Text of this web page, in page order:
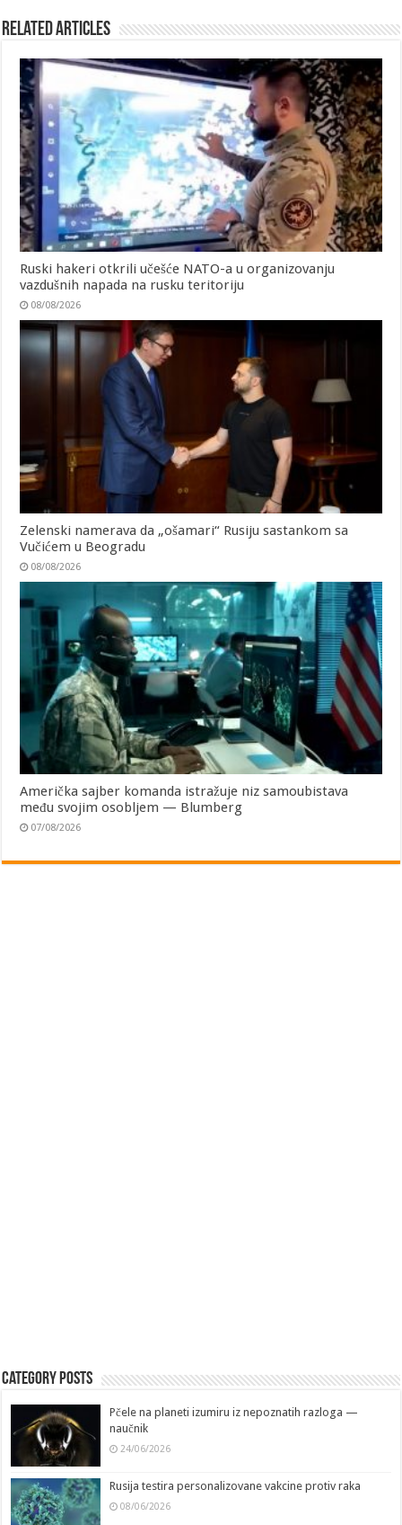
Related Articles
Ruski hakeri otkrili učešće NATO-a u organizovanju
vazdušnih napada na rusku teritoriju
08/08/2026
Zelenski namerava da „ošamari“ Rusiju sastankom sa
Vučićem u Beogradu
08/08/2026
Američka sajber komanda istražuje niz samoubistava
među svojim osobljem — Blumberg
07/08/2026
Category Posts
Pčele na planeti izumiru iz nepoznatih razloga —
naučnik
24/06/2026
Rusija testira personalizovane vakcine protiv raka
08/06/2026